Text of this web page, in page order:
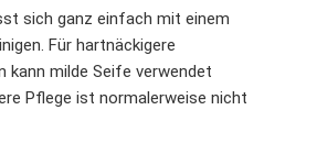
sich ganz einfach mit einem
Für hartnäckigere
kann milde Seife verwendet
Pflege ist normalerweise nicht